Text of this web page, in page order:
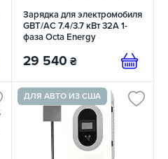
Зарядка для электромобиля
GBT/AC 7.4/3.7 кВт 32А 1-
фаза Octa Energy
29 540 ₴
ДЛЯ АВТО ИЗ США